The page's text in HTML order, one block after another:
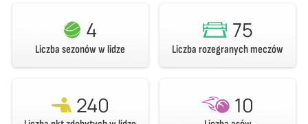
4
Liczba sezonów w lidze
75
Liczba rozegranych meczów
240 10